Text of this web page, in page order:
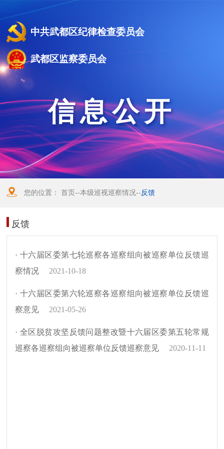
中共武都区纪律检查委员会
武都区监察委员会
信息公开
您的位置：首页--本级巡视巡察情况-- 反馈
反馈
· 十六届区委第七轮巡察各巡察组向被巡察单位反馈巡
察情况
2021-10-18
· 十六届区委第六轮巡察各巡察组向被巡察单位反馈巡
察意见
2021-05-26
· 全区脱贫攻坚反馈问题整改暨十六届区委第五轮常规
巡察各巡察组向被巡察单位反馈巡察意见
2020-11-11